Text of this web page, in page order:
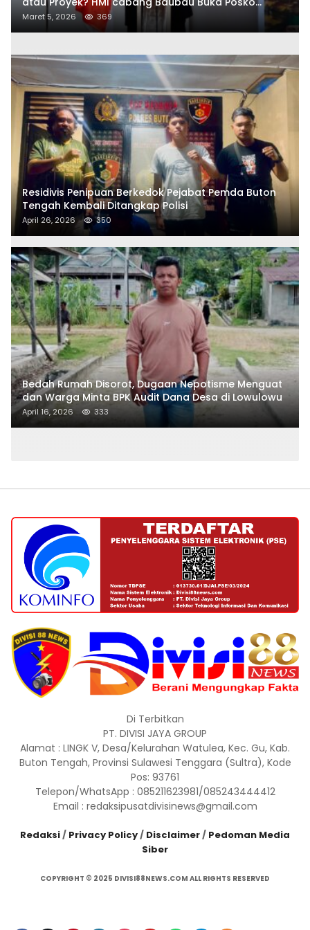
Aduan Masyarakat
Maret 5, 2026 369
Residivis Penipuan Berkedok Pejabat Pemda Buton
Tengah Kembali Ditangkap Polisi
April 26, 2026 350
Bedah Rumah Disorot, Dugaan Nepotisme Menguat
dan Warga Minta BPK Audit Dana Desa di Lowulowu
April 16, 2026 333
Di Terbitkan
PT. DIVISI JAYA GROUP
Alamat : LINGK V, Desa/Kelurahan Watulea, Kec. Gu, Kab.
Buton Tengah, Provinsi Sulawesi Tenggara (Sultra), Kode
Pos: 93761
Telepon/WhatsApp : 085211623981/085243444412
Email : redaksipusatdivisinews@gmail.com
Redaksi/ Privacy Policy/ Disclaimer/ Pedoman Media
Siber
COPYRIGHT © 2025 DIVISI88NEWS.COM ALL RIGHTS RESERVED